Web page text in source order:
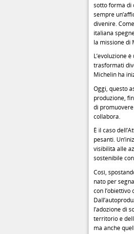
sotto forma di
sempre
divenire.
italiana
la missione di
L’evoluzione
trasformati
Michelin ha
Oggi, questo
produzione,
di
collabora.
È il caso
pesanti.
visibilità alle
sostenibile
Così,
nato per
con
l’adozione di
territorio e
ma anche